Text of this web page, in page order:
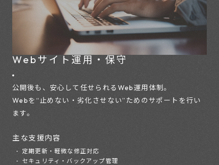
Webサイト運用・保守
公開後も、安心して任せられるWeb運用体制。
Webを“止めない・劣化させない”ためのサポートを行い
ます。
主な支援内容
定期更新・軽微な修正対応
セキュリティ・バックアップ管理